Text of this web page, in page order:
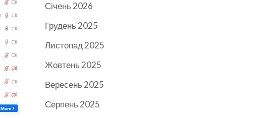
Січень 2026
Грудень 2025
Листопад 2025
Жовтень 2025
Вересень 2025
Серпень 2025